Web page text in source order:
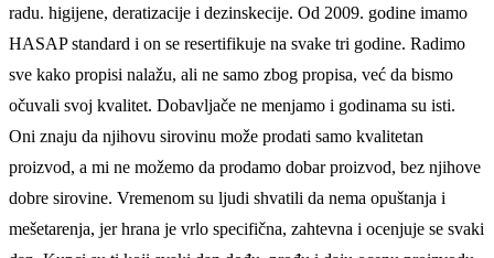
radu. higijene, deratizacije i dezinskecije. Od 2009. godine imamo
HASAP standard i on se resertifikuje na svake tri godine. Radimo
sve kako propisi nalažu, ali ne samo zbog propisa, već da bismo
očuvali svoj kvalitet. Dobavljače ne menjamo i godinama su isti.
Oni znaju da njihovu sirovinu može prodati samo kvalitetan
proizvod, a mi ne možemo da prodamo dobar proizvod, bez njihove
dobre sirovine. Vremenom su ljudi shvatili da nema opuštanja i
mešetarenja, jer hrana je vrlo specifična, zahtevna i ocenjuje se svaki